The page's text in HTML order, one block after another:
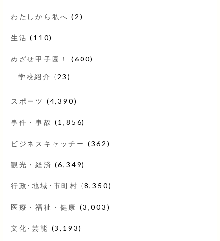
わたしから私へ (2)
生活 (110)
めざせ甲子園！ (600)
学校紹介 (23)
スポーツ (4,390)
事件・事故 (1,856)
ビジネスキャッチー (362)
観光・経済 (6,349)
行政･地域･市町村 (8,350)
医療・福祉・健康 (3,003)
文化･芸能 (3,193)